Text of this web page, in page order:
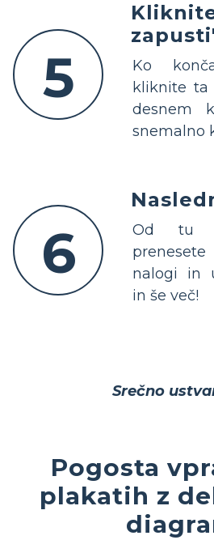
5
Ko
kliknite ta
desnem
snemalno
6
Od tu
nalogi in
in še več!
Srečno
Pogosta
plakatih z